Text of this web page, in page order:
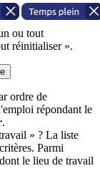
ou tout
réinitialiser ».
ordre de
répondant le
.
» ? La liste
Parmi
le lieu de travail